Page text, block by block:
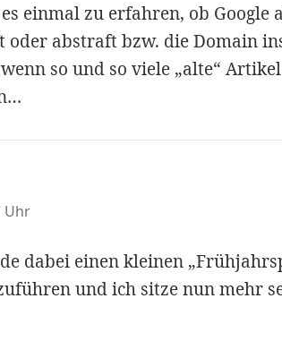
einmal zu erfahren, ob Google
abstraft bzw. die Domain
so und so viele „alte“
Uhr
dabei einen kleinen
und ich sitze nun mehr